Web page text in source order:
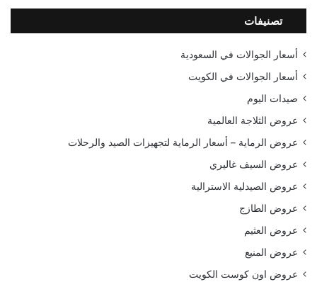
تصنيفات
أسعار الجوالات في السعودية
أسعار الجوالات في الكويت
صيدات اليوم
عروض الثلاجة العالمية
عروض الرماية – أسعار الرماية لتجهيزات الصيد والرحلات
عروض السيف غاليري
عروض الصيدلية الاسترالية
عروض الطازج
عروض العثيم
عروض المنيع
عروض اون كوست الكويت